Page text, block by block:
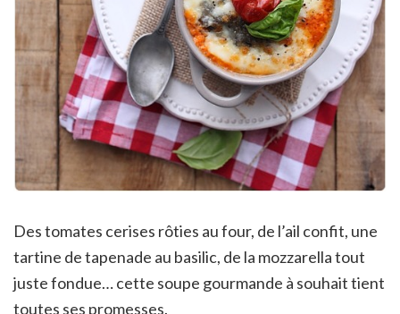
Des tomates cerises rôties au four, de l’ail confit, une
tartine de tapenade au basilic, de la mozzarella tout
juste fondue… cette soupe gourmande à souhait tient
toutes ses promesses.